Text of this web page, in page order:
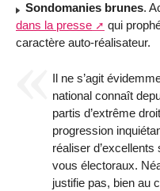
Sondomanies brunes.
dans la presse
qui
caractère auto-réalisateur.
Il ne s’agit
national connaît
partis d’extrême
progression
réaliser
vous électoraux.
justifie pas, bien au